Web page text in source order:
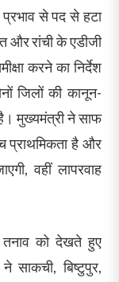
से पद से हटा
और रांची के एडीजी
करने का निर्देश
जिलों की कानून-
मुख्यमंत्री ने साफ
प्राथमिकता है और
वहीं लापरवाह
तनाव को देखते हुए
साकची, बिष्टुपुर,